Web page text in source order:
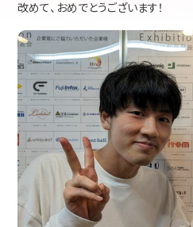
改めて、おめでとうございます！